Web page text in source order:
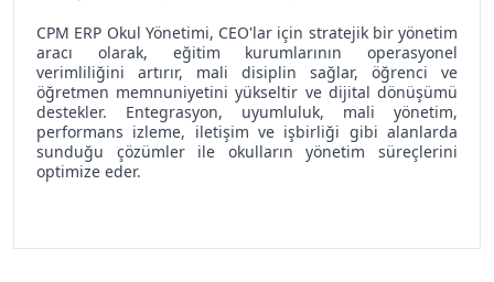
CPM ERP Okul Yönetimi, CEO'lar için stratejik bir yönetim
aracı olarak, eğitim kurumlarının operasyonel
verimliliğini artırır, mali disiplin sağlar, öğrenci ve
öğretmen memnuniyetini yükseltir ve dijital dönüşümü
destekler. Entegrasyon, uyumluluk, mali yönetim,
performans izleme, iletişim ve işbirliği gibi alanlarda
sunduğu çözümler ile okulların yönetim süreçlerini
optimize eder.